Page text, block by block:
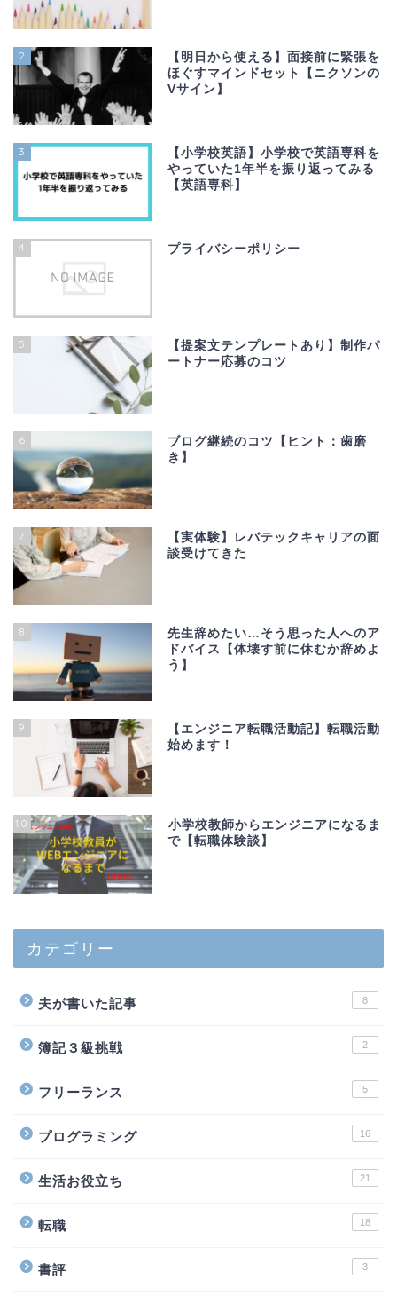
2
【明日から使える】面接前に緊張を
ほぐすマインドセット【ニクソンの
Vサイン】
3
【小学校英語】小学校で英語専科を
やっていた1年半を振り返ってみる
【英語専科】
4 プライバシーポリシー
5
【提案文テンプレートあり】制作パ
ートナー応募のコツ
6
ブログ継続のコツ【ヒント：歯磨
き】
7
【実体験】レバテックキャリアの面
談受けてきた
8
先生辞めたい…そう思った人へのア
ドバイス【体壊す前に休むか辞めよ
う】
9
【エンジニア転職活動記】転職活動
始めます！
10
小学校教師からエンジニアになるま
で【転職体験談】
カテゴリー
夫が書いた記事 8
簿記３級挑戦 2
フリーランス 5
プログラミング 16
生活お役立ち 21
転職 18
書評 3